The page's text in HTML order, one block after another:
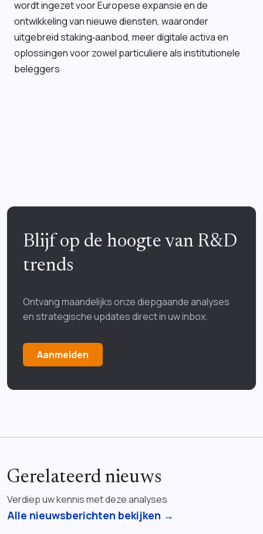
wordt ingezet voor Europese expansie en de
ontwikkeling van nieuwe diensten, waaronder
uitgebreid staking‑aanbod, meer digitale activa en
oplossingen voor zowel particuliere als institutionele
beleggers
Blijf op de hoogte van R&D
trends
Ontvang maandelijks onze diepgaande analyses
en strategische updates direct in uw inbox.
Aanmelden
Gerelateerd nieuws
Verdiep uw kennis met deze analyses
Alle nieuwsberichten bekijken →